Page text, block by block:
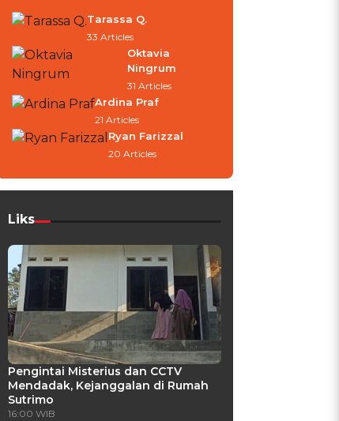
Tarassa Q.
33 Articles
Oktavia
Ningrum
31 Articles
Ardina Praf
21 Articles
Ryan Farizzal
20 Articles
Liks
Pengintai Misterius dan CCTV
Mendadak, Kejanggalan di Rumah
Sutrimo
16:00 WIB